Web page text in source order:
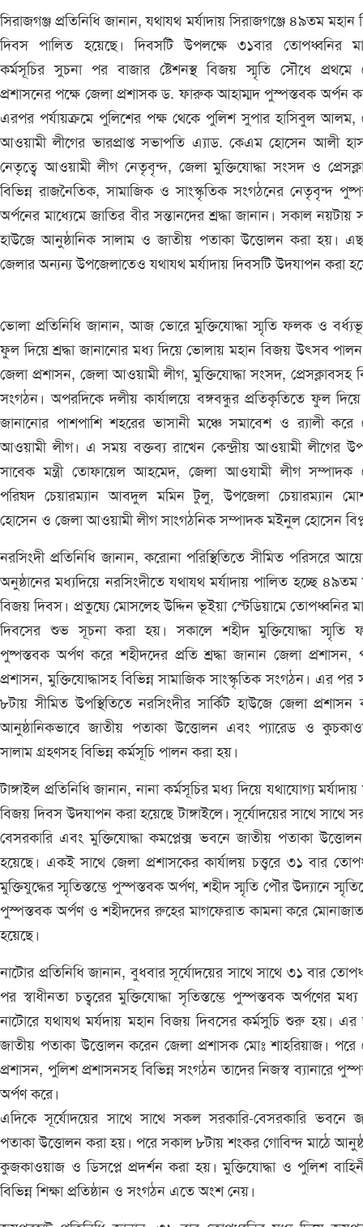
সিরাজগঞ্জ প্রতিনিধি জানান, যথাযথ মর্যাদায় সিরাজগঞ্জে ৪৯তম মহান
দিবস পালিত হয়েছে। দিবসটি উপলক্ষে ৩১বার তোপধ্বনির
কর্মসূচির সুচনা পর বাজার ষ্টেশনস্থ বিজয় স্মৃতি সৌধে প্রথমে
প্রশাসনের পক্ষে জেলা প্রশাসক ড. ফারুক আহাম্মদ পুস্পস্তবক অর্পন
এরপর পর্যায়ক্রমে পুলিশের পক্ষ থেকে পুলিশ সুপার হাসিবুল আলম,
আওয়ামী লীগের ভারপ্রাপ্ত সভাপতি এ্যাড. কেএম হোসেন আলী
নেতৃত্বে আওয়ামী লীগ নেতৃবৃন্দ, জেলা মুক্তিযোদ্ধা সংসদ ও
বিভিন্ন রাজনৈতিক, সামাজিক ও সাংস্কৃতিক সংগঠনের নেতৃবৃন্দ
অর্পনের মাধ্যেমে জাতির বীর সন্তানদের শ্রদ্ধা জানান। সকাল নয়টায়
হাউজে আনুষ্ঠানিক সালাম ও জাতীয় পতাকা উত্তোলন করা হয়।
জেলার অন্যন্য উপজেলাতেও যথাযথ মর্যাদায় দিবসটি উদযাপন করা
ভোলা প্রতিনিধি জানান, আজ ভোরে মুক্তিযোদ্ধা স্মৃতি ফলক ও
ফুল দিয়ে শ্রদ্ধা জানানোর মধ্য দিয়ে ভোলায় মহান বিজয় উৎসব
জেলা প্রশাসন, জেলা আওয়ামী লীগ, মুক্তিযোদ্ধা সংসদ, প্রেসক্লাবসহ
সংগঠন। অপরদিকে দলীয় কার্যালয়ে বঙ্গবন্ধুর প্রতিকৃতিতে ফুল দিয়ে
জানানোর পাশপাশি শহরের ভাসানী মঞ্চে সমাবেশ ও র‌্যালী করে
আওয়ামী লীগ। এ সময় বক্তব্য রাখেন কেন্দ্রীয় আওয়ামী লীগের
সাবেক মন্ত্রী তোফায়েল আহমেদ, জেলা আওযামী লীগ সম্পাদক
পরিষদ চেয়ারম্যান আবদুল মমিন টুলু, উপজেলা চেয়ারম্যান
হোসেন ও জেলা আওয়ামী লীগ সাংগঠনিক সম্পাদক মইনুল হোসেন
নরসিংদী প্রতিনিধি জানান, করোনা পরিস্থিতিতে সীমিত পরিসরে
অনুষ্ঠানের মধ্যদিয়ে নরসিংদীতে যথাযথ মর্যাদায় পালিত হচ্ছে ৪৯তম
বিজয় দিবস। প্রতুষ্যে মোসলেহ উদ্দিন ভূইয়া স্টেডিয়ামে তোপধ্বনির
দিবসের শুভ সূচনা করা হয়। সকালে শহীদ মুক্তিযোদ্ধা স্মৃতি
পুষ্পস্তবক অর্পণ করে শহীদদের প্রতি শ্রদ্ধা জানান জেলা প্রশাসন,
প্রশাসন, মুক্তিযোদ্ধাসহ বিভিন্ন সামাজিক সাংস্কৃতিক সংগঠন। এর পর
৮টায় সীমিত উপস্থিতিতে নরসিংদীর সার্কিট হাউজে জেলা প্রশাসন
আনুষ্ঠানিকভাবে জাতীয় পতাকা উত্তোলন এবং প্যারেড ও
সালাম গ্রহণসহ বিভিন্ন কর্মসূচি পালন করা হয়।
টাঙ্গাইল প্রতিনিধি জানান, নানা কর্মসূচির মধ্য দিয়ে যথাযোগ্য
বিজয় দিবস উদযাপন করা হয়েছে টাঙ্গাইলে। সূর্যোদয়ের সাথে সাথে
বেসরকারি এবং মুক্তিযোদ্ধা কমপ্লেক্স ভবনে জাতীয় পতাকা
হয়েছে। একই সাথে জেলা প্রশাসকের কার্যালয় চত্ত্বরে ৩১ বার
মুক্তিযুদ্ধের স্মৃতিস্তম্ভে পুস্পস্তবক অর্পণ, শহীদ স্মৃতি পৌর উদ্যানে
পুস্পস্তবক অর্পণ ও শহীদদের রুহের মাগফেরাত কামনা করে
হয়েছে।
নাটোর প্রতিনিধি জানান, বুধবার সূর্যোদয়ের সাথে সাথে ৩১ বার
পর স্বাধীনতা চত্বরের মুক্তিযোদ্ধা সৃতিস্তম্ভে পুস্পস্তবক অর্পণের মধ্য
নাটোরে যথাযথ মর্যদায় মহান বিজয় দিবসের কর্মসুচি শুরু হয়।
জাতীয় পতাকা উত্তোলন করেন জেলা প্রশাসক মোঃ শাহরিয়াজ। পরে
প্রশাসন, পুলিশ প্রশাসনসহ বিভিন্ন সংগঠন তাদের নিজস্ব ব্যানারে
অর্পণ করে।
এদিকে সূর্যোদয়ের সাথে সাথে সকল সরকারি-বেসরকারি ভবনে
পতাকা উত্তোলন করা হয়। পরে সকাল ৮টায় শংকর গোবিন্দ মাঠে
কুজকাওয়াজ ও ডিসপ্লে প্রদর্শন করা হয়। মুক্তিযোদ্ধা ও পুলিশ
বিভিন্ন শিক্ষা প্রতিষ্ঠান ও সংগঠন এতে অংশ নেয়।